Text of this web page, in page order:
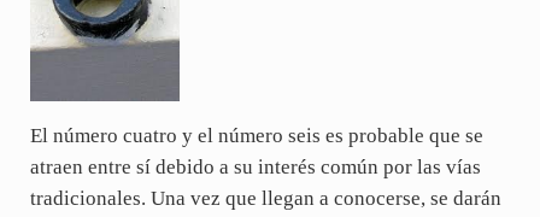
El número cuatro y el número seis es probable que se
atraen entre sí debido a su interés común por las vías
tradicionales. Una vez que llegan a conocerse, se darán